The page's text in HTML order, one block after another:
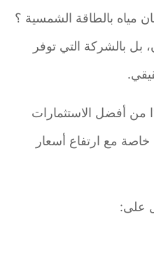
بالطاقة الشمسية ؟
بل بالشركة التي توفر
أفضل الاستثمارات
والتجارية في 2026، خاصة مع ارتفاع أسعار